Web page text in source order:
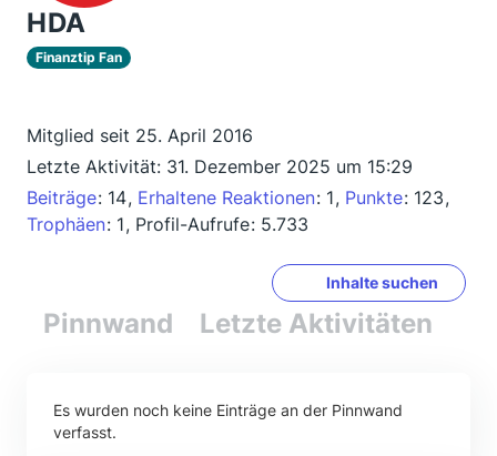
HDA
Finanztip Fan
Mitglied seit 25. April 2016
Letzte Aktivität: 31. Dezember 2025 um 15:29
Beiträge 14 Erhaltene Reaktionen 1 Punkte 123
Trophäen 1 Profil-Aufrufe 5.733
Inhalte suchen
Pinnwand Letzte Aktivitäten
Es wurden noch keine Einträge an der Pinnwand
verfasst.